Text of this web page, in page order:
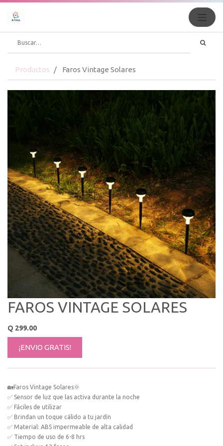
Productos Faros Vintage Solares
FAROS VINTAGE SOLARES
Q 299.00
¡ENVIO GRATIS!
🏡Faros Vintage Solares🌞
✅ Sensor de luz que las activa durante la noche
✅ Fáciles de utilizar
✅ Brindan un toque cálido a tu jardín
✅ Material: ABS impermeable de alta calidad
✅ Tiempo de uso de 6-8 hrs